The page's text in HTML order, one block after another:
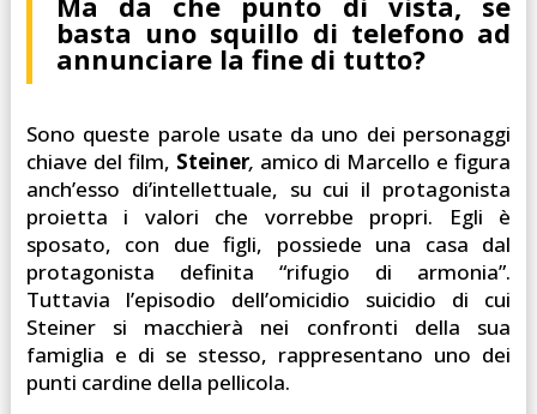
basta uno squillo di telefono ad
annunciare la fine di tutto?
Sono queste parole usate da uno dei personaggi
chiave del film, Steiner, amico di Marcello e figura
anch’esso di’intellettuale, su cui il protagonista
proietta i valori che vorrebbe propri. Egli è
sposato, con due figli, possiede una casa dal
protagonista definita “rifugio di armonia”.
Tuttavia l’episodio dell’omicidio suicidio di cui
Steiner si macchierà nei confronti della sua
famiglia e di se stesso, rappresentano uno dei
punti cardine della pellicola.